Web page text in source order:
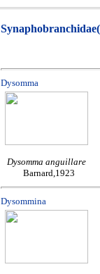
Dysomma
Dysomma anguillare
Barnard,1923
Dysommina